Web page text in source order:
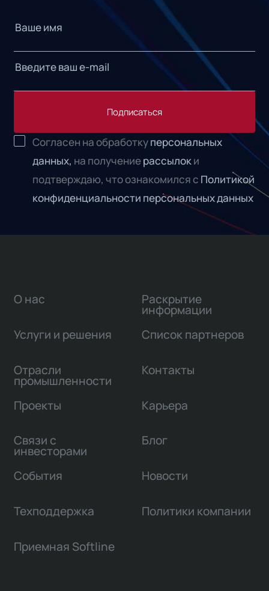
Подписаться
Согласен на обработкуперсональных
данных, на получениерассылоки
подтверждаю, что ознакомился с Политикой
конфиденциальности персональных данных
О нас
Услуги и решения
Отрасли
промышленности
Проекты
Связи с
инвесторами
Раскрытие
информации
Список партнеров
Контакты
Карьера
Блог
События Новости
Техподдержка Политики компании
Приемная Softline